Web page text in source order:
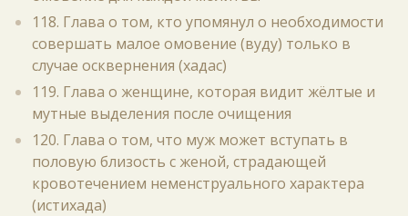
118. Глава о том, кто упомянул о необходимости
совершать малое омовение (вуду) только в
случае осквернения (хадас)
119. Глава о женщине, которая видит жёлтые и
мутные выделения после очищения
120. Глава о том, что муж может вступать в
половую близость с женой, страдающей
кровотечением неменструального характера
(истихада)